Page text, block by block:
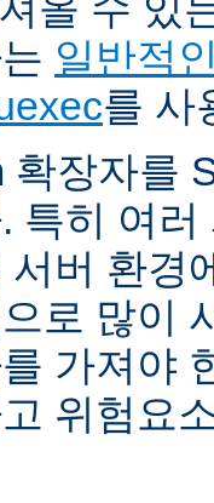
일반적
를 사
확장자를
특히 여
서버 환경
로 많이
가져야
위험요